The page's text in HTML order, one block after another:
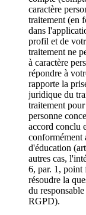
caractère
traitement (en
dans
profil et de
traitement ne
à caractère
répondre à
rapporte la
juridique du
traitement
personne
accord conclu
conformément
d'éducation
autres cas,
6, par. 1, point
résoudre la
du
RGPD).